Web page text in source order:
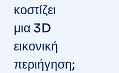
κοστίζει
μια 3D
εικονική
περιήγηση;